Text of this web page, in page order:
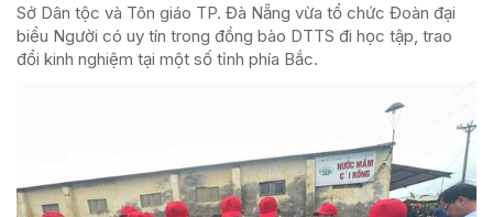
Sở Dân tộc và Tôn giáo TP. Đà Nẵng vừa tổ chức Đoàn đại
biểu Người có uy tín trong đồng bào DTTS đi học tập, trao
đổi kinh nghiệm tại một số tỉnh phía Bắc.